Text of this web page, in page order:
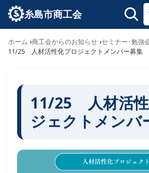
糸島市商工会
サイト内検索
ホーム 商工会からのお知らせ セミナー･勉強
11/25 人材活性化プロジェクトメンバー募集
11/25 人材活
ジェクトメンバ